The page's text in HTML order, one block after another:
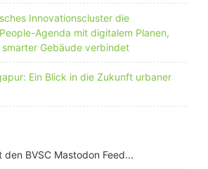
Innovationscluster die
Agenda mit digitalem Planen,
Gebäude verbindet
Ein Blick in die Zukunft urbaner
den BVSC Mastodon Feed...